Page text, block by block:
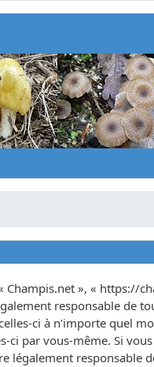
», « https://
responsable de
ci à n’importe quel
par vous-même. Si
légalement responsable